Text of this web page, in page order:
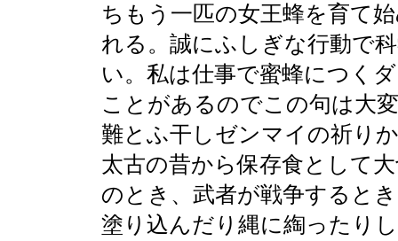
ちもう一匹の女王蜂を育て
れる。誠にふしぎな行動で
い。私は仕事で蜜蜂につく
ことがあるのでこの句は大
難とふ干しゼンマイの祈り
太古の昔から保存食として
のとき、武者が戦争すると
塗り込んだり縄に綯ったり